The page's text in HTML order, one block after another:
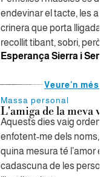
endevinar el tacte, les
crinera que porta lligada
recollit tibant, sobri, però
Esperança Sierra i Serra
Veure'n més
Massa personal
L'amiga de la meva
Aquests dies vaig
enfotent-me dels noms,
quina mesura té l’amor en
cadascuna de les